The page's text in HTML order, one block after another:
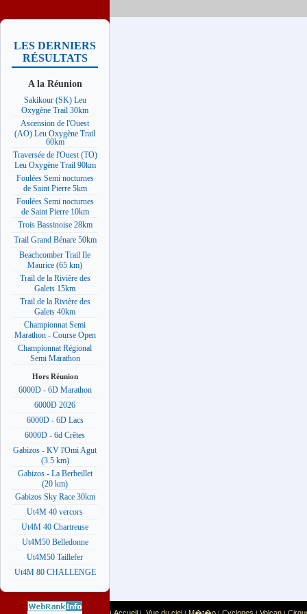
LES DERNIERS
RÉSULTATS
A la Réunion
Sakikour (SK) Leu
Oxygène Trail 30km
Ascension de l'Ouest
(AO) Leu Oxygène Trail
60km
Traversée de l'Ouest (TO)
Leu Oxygène Trail 90km
Foulées Semi nocturnes
de Saint Pierre 5km
Foulées Semi nocturnes
de Saint Pierre 10km
Trois Bassinoise 28km
Trail Grand Bénare 50km
Beachcomber Trail Ile
Maurice (65 km)
Trail de la Rivière des
Galets 15km
Trail de la Rivière des
Galets 40km
Championnat Semi
Marathon - Course Open
Championnat Régional
Semi Marathon
Hors Réunion
6000D - 6D Marathon
6000D 2026
6000D - 6D Lacs
6000D - 6d Crêtes
Gabizos - KV l'Omi Agut
(3.5 km)
Gabizos - La Berbeillet
(20 km)
Gabizos Sky Race 30km
Ut4M 40 vercors
Ut4M 40 Chartreuse
Ut4M50 Belledonne
Ut4M50 Taillefer
Ut4M 80 CHALLENGE